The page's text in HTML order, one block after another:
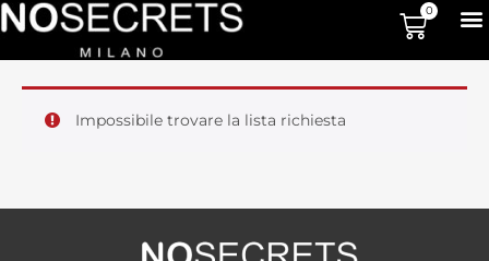
0
Impossibile trovare la lista richiesta